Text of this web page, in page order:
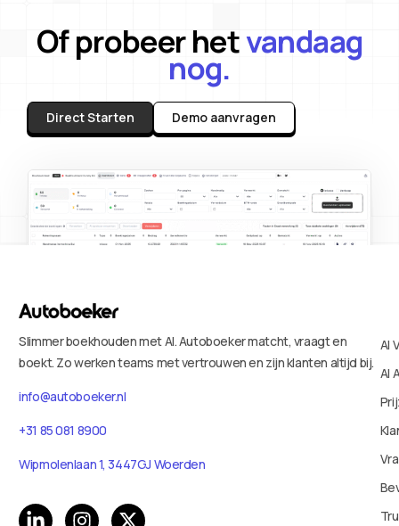
Of probeer hetvandaag
nog.
Direct Starten Demo aanvragen
Slimmer boekhouden met AI. Autoboeker matcht, vraagt en
boekt. Zo werken teams met vertrouwen en zijn klanten altijd bij.
info@autoboeker.nl
+31 85 081 8900
Wipmolenlaan 1, 3447GJ Woerden
AI
AI